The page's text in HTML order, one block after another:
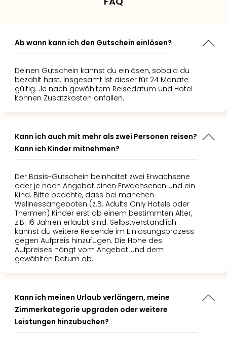
zur BMW
Wirund
Ab wann kann ich den Gutschein einlösen?
Deinen Gutschein kannst du einlösen, sobald du
bezahlt hast. Insgesamt ist dieser für 24 Monate
gültig. Je nach gewähltem Reisedatum und Hotel
können Zusatzkosten anfallen.
Kann ich auch mit mehr als zwei Personen reisen?
Kann ich Kinder mitnehmen?
Der Basis-Gutschein beinhaltet zwei Erwachsene
oder je nach Angebot einen Erwachsenen und ein
Kind. Bitte beachte, dass bei manchen
Wellnessangeboten (z.B. Adults Only Hotels oder
Thermen) Kinder erst ab einem bestimmten Alter,
z.B. 16 Jahren erlaubt sind. Selbstverständlich
kannst du weitere Reisende im Einlösungsprozess
gegen Aufpreis hinzufügen. Die Höhe des
Aufpreises hängt vom Angebot und dem
gewählten Datum ab.
Kann ich meinen Urlaub verlängern, meine
Zimmerkategorie upgraden oder weitere
Leistungen hinzubuchen?